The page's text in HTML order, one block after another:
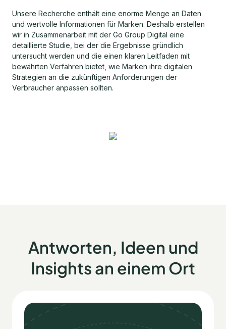
Unsere Recherche enthält eine enorme Menge an Daten
und wertvolle Informationen für Marken. Deshalb erstellen
wir in Zusammenarbeit mit der Go Group Digital eine
detaillierte Studie, bei der die Ergebnisse gründlich
untersucht werden und die einen klaren Leitfaden mit
bewährten Verfahren bietet, wie Marken ihre digitalen
Strategien an die zukünftigen Anforderungen der
Verbraucher anpassen sollten.
Antworten, Ideen und
Insights an einem Ort